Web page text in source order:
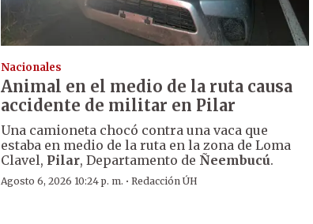
Nacionales
Animal en el medio de la ruta causa
accidente de militar en Pilar
Una camioneta chocó contra una vaca que
estaba en medio de la ruta en la zona de Loma
Clavel, Pilar, Departamento de Ñeembucú.
Agosto 6, 2026 10:24 p. m. ·Redacción ÚH